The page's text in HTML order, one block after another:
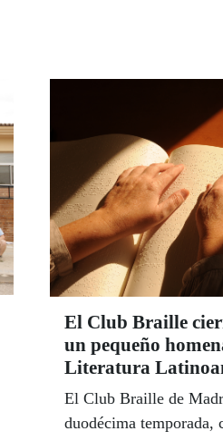
El Club Braille
un pequeño
Literatura
El Club Braille de
duodécima temporada,